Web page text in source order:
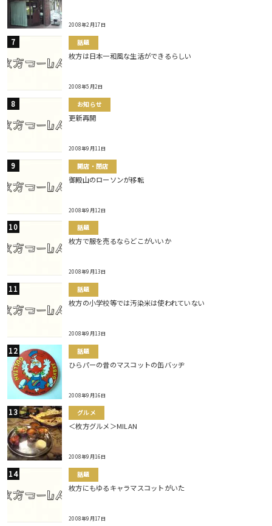
2008年2月17日
話題
枚方は日本一和風な生活ができるらしい
2008年5月2日
お知らせ
更新再開
2008年9月11日
開店・閉店
御殿山のローソンが移転
2008年9月12日
話題
枚方で服を売るならどこがいいか
2008年9月13日
話題
枚方の小学校等では汚染米は使われていない
2008年9月13日
話題
ひらパーの昔のマスコットの缶バッヂ
2008年9月16日
グルメ
＜枚方グルメ＞MILAN
2008年9月16日
話題
枚方にもゆるキャラマスコットがいた
2008年9月17日